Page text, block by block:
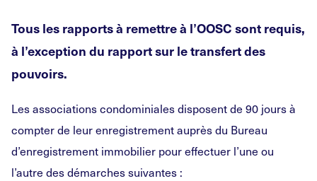
Tous les rapports à remettre à l’OOSC sont requis,
à l’exception du rapport sur le transfert des
pouvoirs.
Les associations condominiales disposent de 90 jours à
compter de leur enregistrement auprès du Bureau
d’enregistrement immobilier pour effectuer l’une ou
l’autre des démarches suivantes :